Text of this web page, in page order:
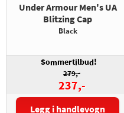
Under Armour Men's UA
Blitzing Cap
Black
Sommertilbud!
279,-
237,-
Størrelse:
Legg i handlevogn